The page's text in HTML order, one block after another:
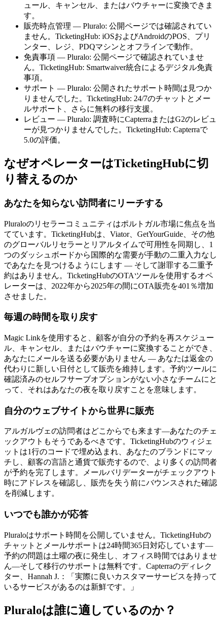
ュール、キャンセル、またはバウチャーに変換できま
す。
販売時点管理 — Pluralo: 公開ページでは確認されてい
ません。TicketingHub: iOSおよびAndroidのPOS、プリ
ンター、レジ、PDQマシンとオフラインで動作。
免責事項 — Pluralo: 公開ページで確認されていませ
ん。TicketingHub: Smartwaiver統合によるデジタル免責
事項。
サポート — Pluralo: 公開されたサポート時間は見つか
りませんでした。TicketingHub: 24/7のチャットとメー
ルサポート、さらに無料の移行支援。
レビュー — Pluralo: 調査時にCapterraまたはG2のレビュ
ーが見つかりませんでした。TicketingHub: Capterraで
5.0の評価。
なぜオペレーターはTicketingHubに切
り替えるのか
あなたを知らない訪問者にリーチする
Pluraloのリセラーコミュニティはポルトガル市場に焦点を当
てています。TicketingHubは、Viator、GetYourGuide、その他
のグローバルリセラーとリアルタイムで可用性を同期し、1
つのダッシュボードから国際的な需要が手動の二重入力なし
であなたを見つけるようにします — そして謝罪する二重予
約はありません。TicketingHubのOTAツールを使用するオペ
レーターは、2022年から2025年の間にOTA販売を401％増加
させました。
毎週の時間を取り戻す
Magic Linkを使用すると、顧客が自分の予約を再スケジュー
ル、キャンセル、またはバウチャーに変換することができ、
あなたにメールを送る必要がありません — あなたは返金の
代わりに新しい日付として販売を維持します。予約ツールに
確認済みのセルフサーブオプションがない小さなチームにと
って、それはあなたの夜を取り戻すことを意味します。
自分のウェブサイトから世界に販売
アルガルヴェの訪問者はどこからでも来ます—あなたのチェ
ックアウトもそうであるべきです。TicketingHubのウィジェ
ットは1行のコードで埋め込まれ、あなたのブランドにマッ
チし、顧客の言語と通貨で販売するので、より多くの訪問者
が予約を完了します。メールバリデーターがチェックアウト
時にアドレスを確認し、販売を失う前にバウンスされた確認
を削減します。
いつでも誰かが応答
Pluraloはサポート時間を公開していません。TicketingHubの
チャットとメールサポートは24時間365日対応しています—
予約の問題は土曜の夜に発生し、オフィス時間ではありませ
ん—そして移行のサポートは無料です。Capterraのディレク
ター、Hannah J.：「実際に良いカスタマーサービスを持って
いるサービスがあるのは新鮮です。」
Pluraloは誰に適しているのか？